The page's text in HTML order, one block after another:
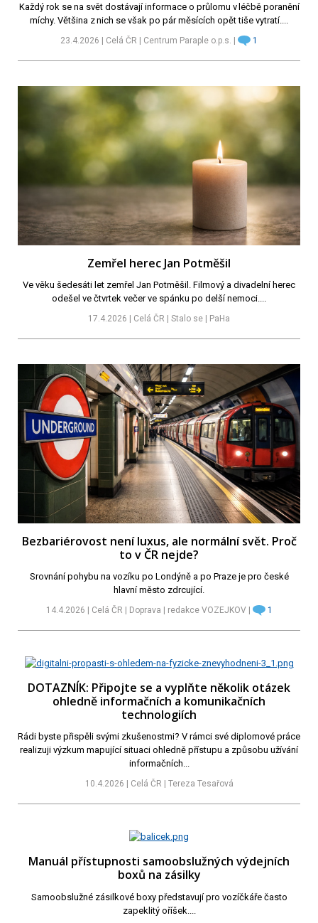
Každý rok se na svět dostávají informace o průlomu v léčbě poranění
míchy. Většina z nich se však po pár měsících opět tiše vytratí....
23.4.2026 | Celá ČR | Centrum Paraple o.p.s. | 1
Zemřel herec Jan Potměšil
Ve věku šedesáti let zemřel Jan Potměšil. Filmový a divadelní herec
odešel ve čtvrtek večer ve spánku po delší nemoci....
17.4.2026 | Celá ČR | Stalo se | PaHa
Bezbariérovost není luxus, ale normální svět. Proč
to v ČR nejde?
Srovnání pohybu na vozíku po Londýně a po Praze je pro české
hlavní město zdrcující.
14.4.2026 | Celá ČR | Doprava | redakce VOZEJKOV | 1
DOTAZNÍK: Připojte se a vyplňte několik otázek
ohledně informačních a komunikačních
technologiích
Rádi byste přispěli svými zkušenostmi? V rámci své diplomové práce
realizuji výzkum mapující situaci ohledně přístupu a způsobu užívání
informačních...
10.4.2026 | Celá ČR | Tereza Tesařová
Manuál přístupnosti samoobslužných výdejních
boxů na zásilky
Samoobslužné zásilkové boxy představují pro vozíčkáře často
zapeklitý oříšek....